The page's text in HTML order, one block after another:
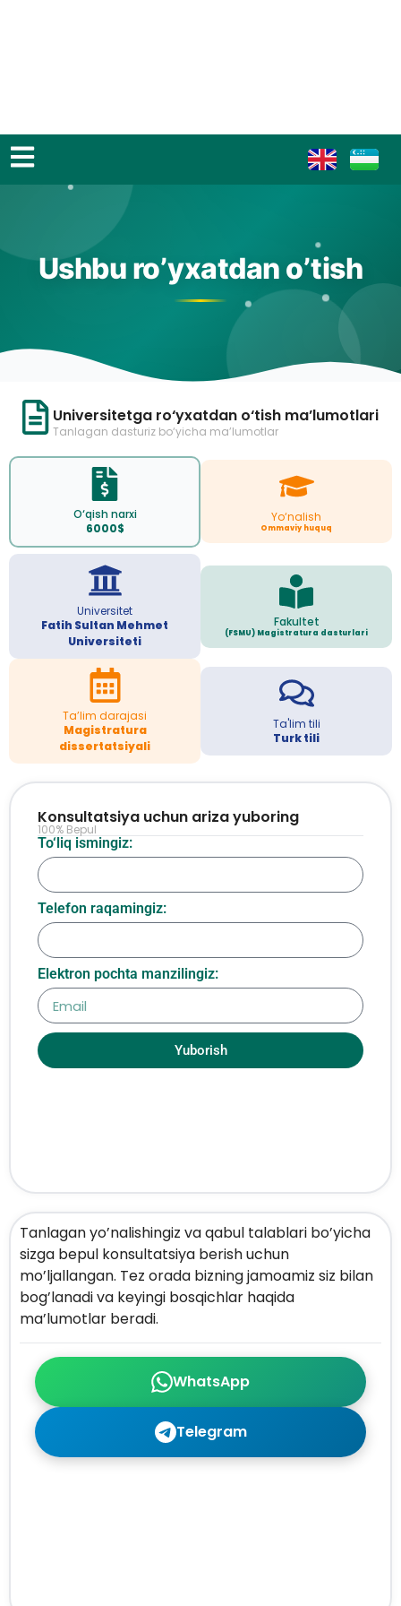
Ushbu ro’yxatdan o’tish
Universitetga ro‘yxatdan o‘tish ma’lumotlari
Tanlagan dasturiz bo‘yicha ma’lumotlar
O‘qish narxi
6000$
Yo‘nalish
Ommaviy huquq
Universitet
Fatih Sultan Mehmet
Universiteti
Fakultet
(FSMU) Magistratura dasturlari
Ta’lim darajasi
Magistratura
dissertatsiyali
Ta'lim tili
Turk tili
WhatsApp
Telegram
Tanlagan yo’nalishingiz va qabul talablari bo’yicha
sizga bepul konsultatsiya berish uchun
mo’ljallangan. Tez orada bizning jamoamiz siz bilan
bog’lanadi va keyingi bosqichlar haqida
ma’lumotlar beradi.
To‘liq ismingiz:
Telefon raqamingiz:
Elektron pochta manzilingiz:
Yuborish
Konsultatsiya uchun ariza yuboring
100% Bepul